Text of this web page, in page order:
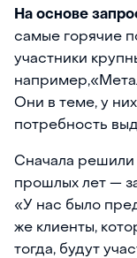
На основе
самые горячие
участники
Они в теме, у
потребность
Сначала решили
прошлых лет —
«У нас было
же клиенты,
тогда, будут